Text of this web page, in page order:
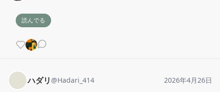
読んでる
ハダリ @Hadari_414 2026年4月26日